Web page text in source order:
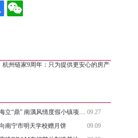
杭州链家9周年：只为提供更安心的房产
标鼎集团在北海立“鼎” 南澫风情度假小镇项目启动 09.27
南宁市明天学校赠月饼
09.09